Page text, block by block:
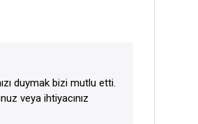
duymak bizi mutlu etti.
veya ihtiyacınız